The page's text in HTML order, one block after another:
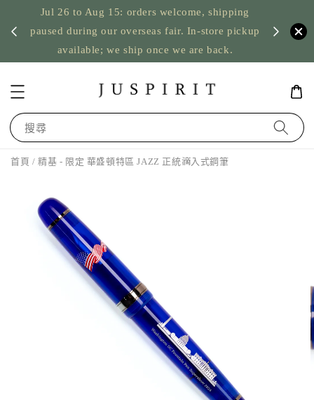
Jul 26 to Aug 15: orders welcome, shipping
paused during our overseas fair. In-store pickup
available; we ship once we are back.
US
搜尋
首頁 / 精基 - 限定 華盛頓特區 JAZZ 正統滴入式鋼筆